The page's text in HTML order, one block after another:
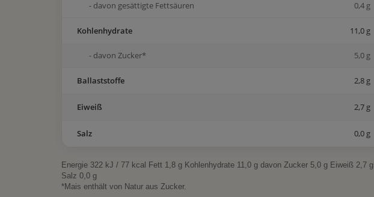
- davon gesättigte Fettsäuren 0,4 g
Kohlenhydrate 11,0 g
- davon Zucker* 5,0 g
Ballaststoffe 2,8 g
Eiweiß 2,7 g
Salz 0,0 g
Energie 322 kJ / 77 kcal Fett 1,8 g Kohlenhydrate 11,0 g davon Zucker 5,0 g Eiweiß 2,7 g
Salz 0,0 g
*Mais enthält von Natur aus Zucker.